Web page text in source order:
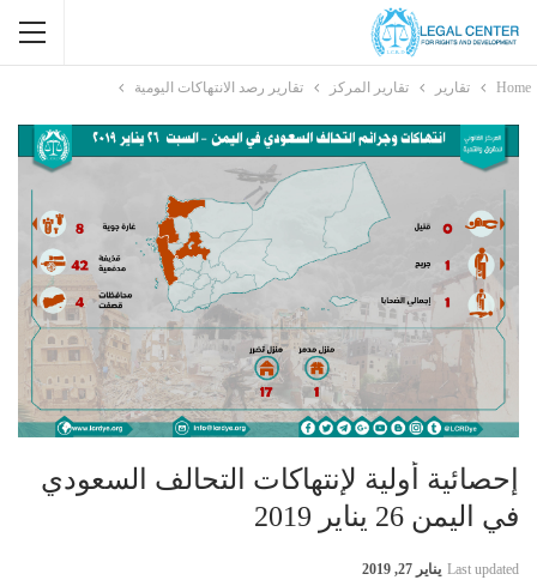
Home تقارير تقارير المركز تقارير رصد الانتهاكات اليومية
إحصائية أولية لإنتهاكات التحالف السعودي
في اليمن 26 يناير 2019
Last updated يناير 27, 2019